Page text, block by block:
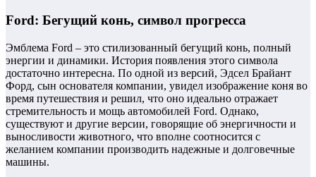
Ford: Бегущий конь, символ прогресса
Эмблема Ford – это стилизованный бегущий конь, полный
энергии и динамики. История появления этого символа
достаточно интересна. По одной из версий, Эдсел Брайант
Форд, сын основателя компании, увидел изображение коня во
время путешествия и решил, что оно идеально отражает
стремительность и мощь автомобилей Ford. Однако,
существуют и другие версии, говорящие об энергичности и
выносливости животного, что вполне соотносится с
желанием компании производить надежные и долговечные
машины.